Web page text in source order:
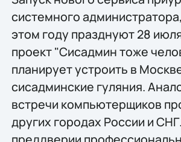
системного
этом году празднуют 28
проект "Сисадмин тоже
планирует устроить в
сисадминские гуляния.
встречи компьютерщиков
других городах России и